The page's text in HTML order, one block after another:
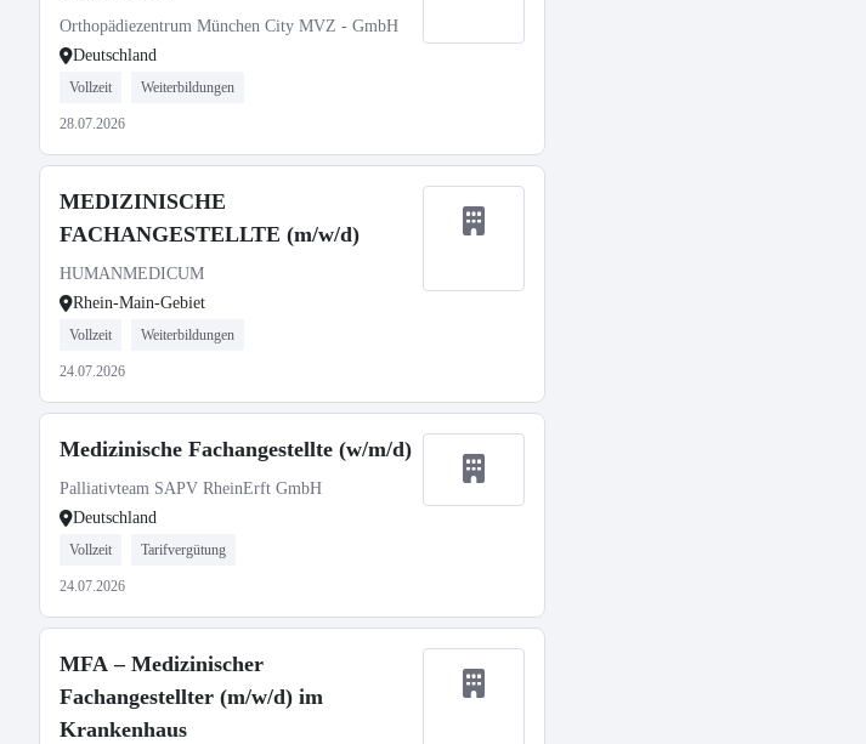
Orthopädiezentrum München City MVZ - GmbH
Deutschland
Vollzeit Weiterbildungen
28.07.2026
MEDIZINISCHE
FACHANGESTELLTE (m/w/d)
HUMANMEDICUM
Rhein-Main-Gebiet
Vollzeit Weiterbildungen
24.07.2026
Medizinische Fachangestellte (w/m/d)
Palliativteam SAPV RheinErft GmbH
Deutschland
Vollzeit Tarifvergütung
24.07.2026
MFA – Medizinischer
Fachangestellter (m/w/d) im
Krankenhaus